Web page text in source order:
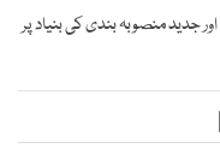
جدید منصوبہ بندی کی بنیاد پر